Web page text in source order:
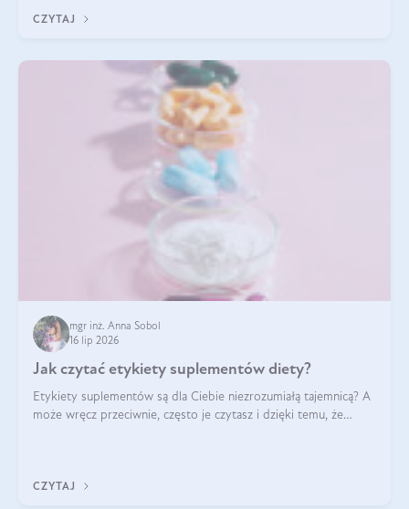
bariera hydrolipidowa.
CZYTAJ
mgr inż. Anna Sobol
16 lip 2026
Jak czytać etykiety suplementów diety?
Etykiety suplementów są dla Ciebie niezrozumiałą tajemnicą? A
może wręcz przeciwnie, często je czytasz i dzięki temu, że
CZYTAJ